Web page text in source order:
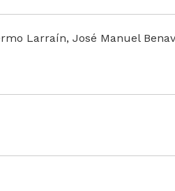
Larraín, José Manuel